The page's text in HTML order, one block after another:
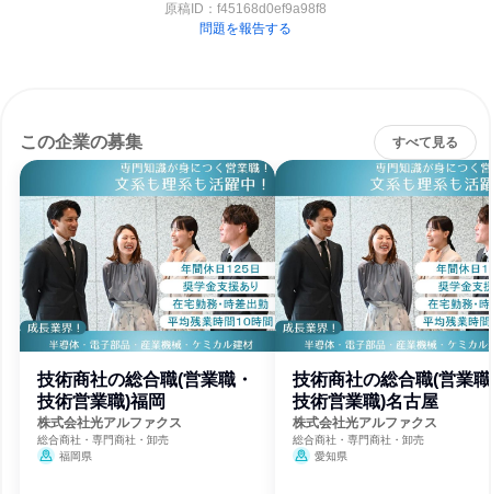
原稿ID： f45168d0ef9a98f8
問題を報告する
この企業の募集 すべて見る
技術商社の総合職(営業職・
技術営業職)福岡
株式会社光アルファクス
総合商社・専門商社・卸売
福岡県
技術商社の総合職(営業
技術営業職)名古屋
株式会社光アルファクス
総合商社・専門商社・卸売
愛知県